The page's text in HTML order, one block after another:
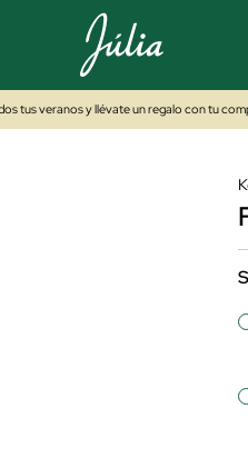
tus veranos y llévate un regalo con tu